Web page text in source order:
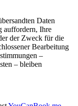
Daten
auffordern, Ihre
der Zweck für die
Bearbeitung
–
– bleiben